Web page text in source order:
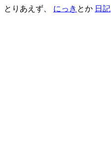
とりあえず、 にっき とか 日記